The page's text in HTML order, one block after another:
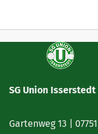
SG Union Isserstedt
Gartenweg 13 |